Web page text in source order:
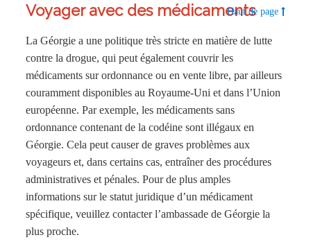
Voyager avec des médicaments
Haut de page
La Géorgie a une politique très stricte en matière de lutte
contre la drogue, qui peut également couvrir les
médicaments sur ordonnance ou en vente libre, par ailleurs
couramment disponibles au Royaume-Uni et dans l’Union
européenne. Par exemple, les médicaments sans
ordonnance contenant de la codéine sont illégaux en
Géorgie. Cela peut causer de graves problèmes aux
voyageurs et, dans certains cas, entraîner des procédures
administratives et pénales. Pour de plus amples
informations sur le statut juridique d’un médicament
spécifique, veuillez contacter l’ambassade de Géorgie la
plus proche.